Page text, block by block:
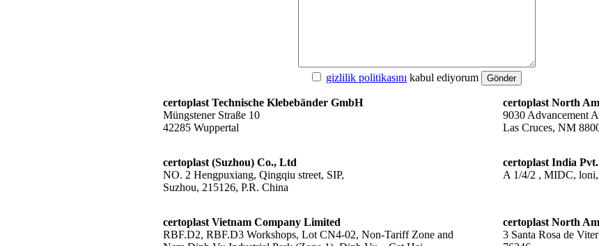
gizlilik politikasını kabul ediyorum Gönder
certoplast Technische Klebebänder GmbH
Müngstener Straße 10
42285 Wuppertal
certoplast North
9030 Advancement
Las Cruces, NM
certoplast (Suzhou) Co., Ltd
NO. 2 Hengpuxiang, Qingqiu street, SIP,
Suzhou, 215126, P.R. China
certoplast India
A 1/4/2 , MIDC, loni,
certoplast Vietnam Company Limited
RBF.D2, RBF.D3 Workshops, Lot CN4-02, Non-Tariff Zone and
certoplast North
3 Santa Rosa de